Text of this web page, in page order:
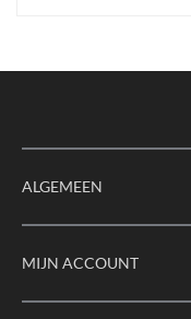
ALGEMEEN
MIJN ACCOUNT